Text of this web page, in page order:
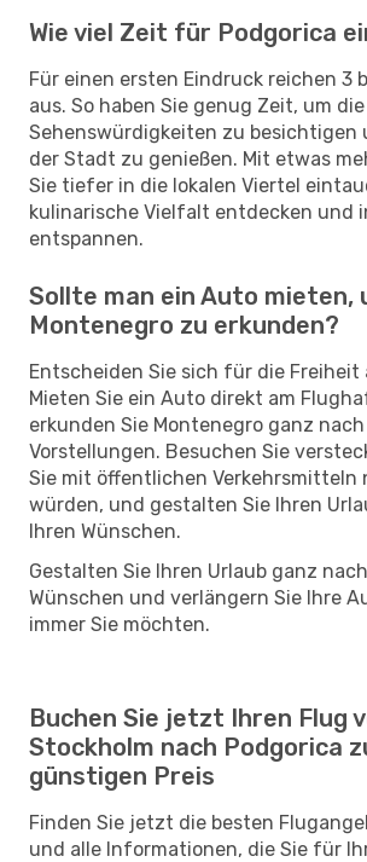
Wie viel Zeit für Podgorica
Für einen ersten Eindruck reichen 3
aus. So haben Sie genug Zeit, um
Sehenswürdigkeiten zu besichtigen
der Stadt zu genießen. Mit etwas
Sie tiefer in die lokalen Viertel
kulinarische Vielfalt entdecken und
entspannen.
Sollte man ein Auto mieten,
Montenegro zu erkunden?
Entscheiden Sie sich für die Freiheit
Mieten Sie ein Auto direkt am
erkunden Sie Montenegro ganz
Vorstellungen. Besuchen Sie
Sie mit öffentlichen Verkehrsmitteln
würden, und gestalten Sie Ihren
Ihren Wünschen.
Gestalten Sie Ihren Urlaub ganz
Wünschen und verlängern Sie Ihre
immer Sie möchten.
Buchen Sie jetzt Ihren Flug
Stockholm nach Podgorica
günstigen Preis
Finden Sie jetzt die besten
und alle Informationen, die Sie für